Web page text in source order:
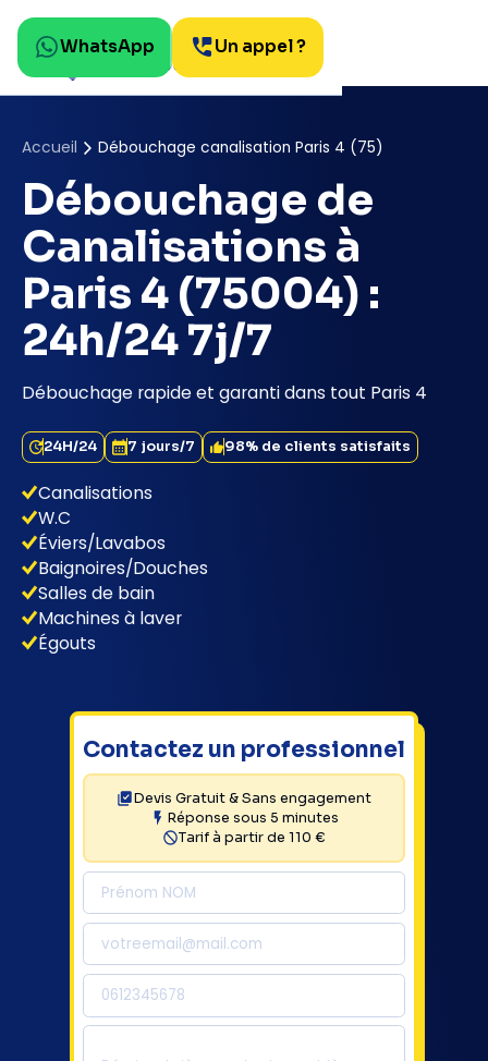
WhatsApp Un appel ?
Accueil Débouchage canalisation Paris 4 (75)
Débouchage de
Canalisations à
Paris 4 (75004) :
24h/24 7j/7
Débouchage rapide et garanti dans tout Paris 4
24H/24 7 jours/7 98% de clients satisfaits
Canalisations
W.C
Éviers/Lavabos
Baignoires/Douches
Salles de bain
Machines à laver
Égouts
Contactez un professionnel
Devis Gratuit & Sans engagement
Réponse sous 5 minutes
Tarif à partir de 110 €